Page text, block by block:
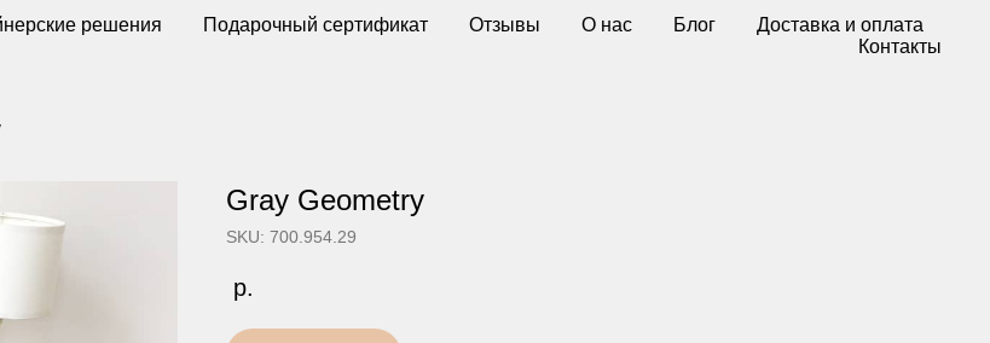
решения Подарочный сертификат Отзывы О нас Блог
Доставка и оплата
Контакты
Gray Geometry
SKU: 700.954.29
р.